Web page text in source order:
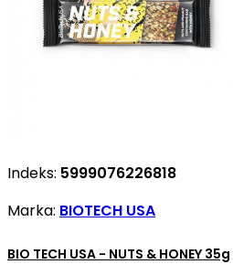
Indeks: 5999076226818
Marka: BIOTECH USA
BIO TECH USA - NUTS & HONEY 35g